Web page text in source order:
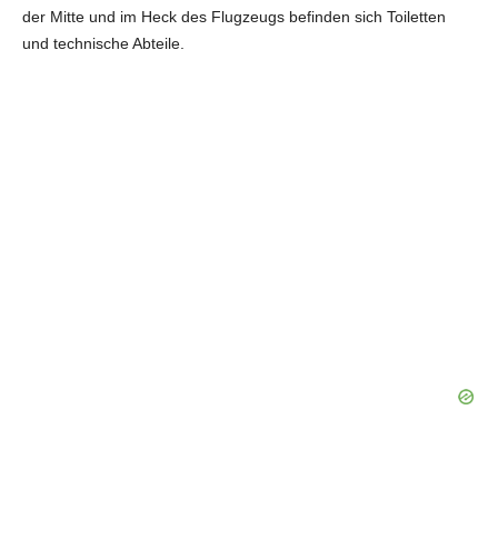
der Mitte und im Heck des Flugzeugs befinden sich Toiletten
und technische Abteile.